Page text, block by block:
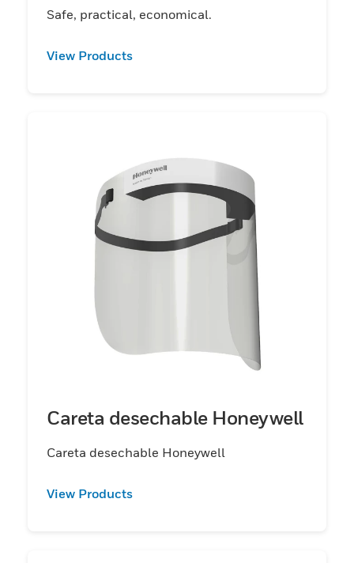
Safe, practical, economical.
View Products
Careta desechable Honeywell
Careta desechable Honeywell
View Products